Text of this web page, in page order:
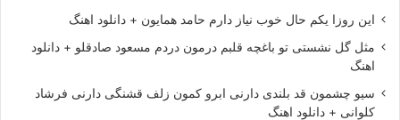
این روزا یکم حال خوب نیاز دارم حامد همایون + دانلود اهنگ
مثل گل نشستی تو باغچه قلبم درمون دردم مسعود صادقلو + دانلود
اهنگ
سیو چشمون قد بلندی دارنی ابرو کمون زلف قشنگی دارنی فرشاد
کلوانی + دانلود اهنگ